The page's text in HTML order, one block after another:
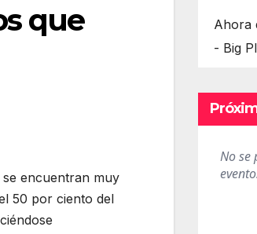
que
encuentran muy
50 por ciento del
Ahora
- Big